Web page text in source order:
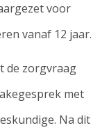
voor
vanaf 12 jaar.
de zorgvraag
met
Na dit